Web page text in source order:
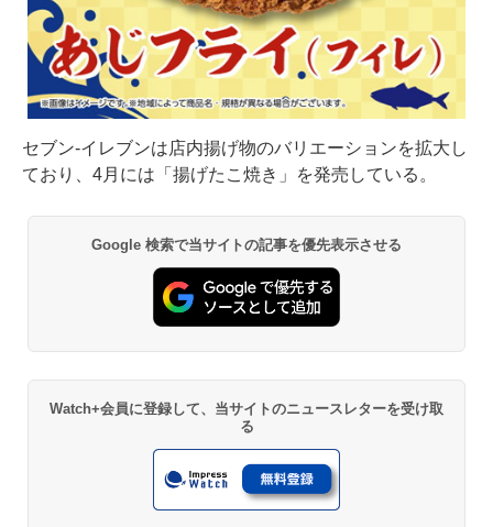
セブン-イレブンは店内揚げ物のバリエーションを拡大し
ており、4月には「揚げたこ焼き」を発売している。
Google 検索で当サイトの記事を優先表示させる
Watch+会員に登録して、当サイトのニュースレターを受け取
る